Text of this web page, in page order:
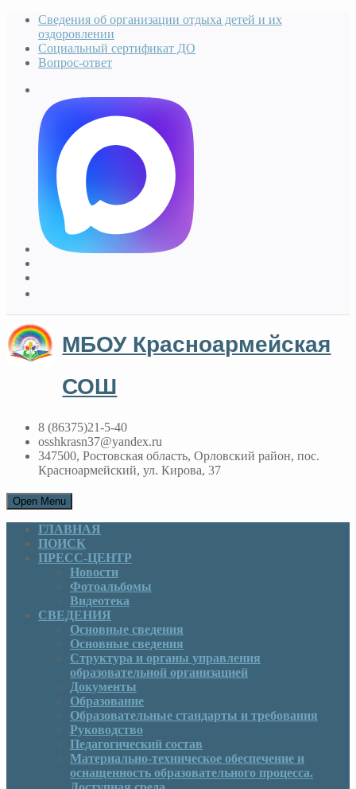
Сведения об организации отдыха детей и их
оздоровлении
Социальный сертификат ДО
Вопрос-ответ
МБОУ Красноармейская
СОШ
8 (86375)21-5-40
osshkrasn37@yandex.ru
347500, Ростовская область, Орловский район, пос.
Красноармейский, ул. Кирова, 37
Open Menu
ГЛАВНАЯ
ПОИСК
ПРЕСС-ЦЕНТР
Новости
Фотоальбомы
Видеотека
СВЕДЕНИЯ
Основные сведения
Основные сведения
Структура и органы управления
образовательной организацией
Документы
Образование
Образовательные стандарты и требования
Руководcтво
Педагогический состав
Материально-техническое обеспечение и
оснащенность образовательного процесса.